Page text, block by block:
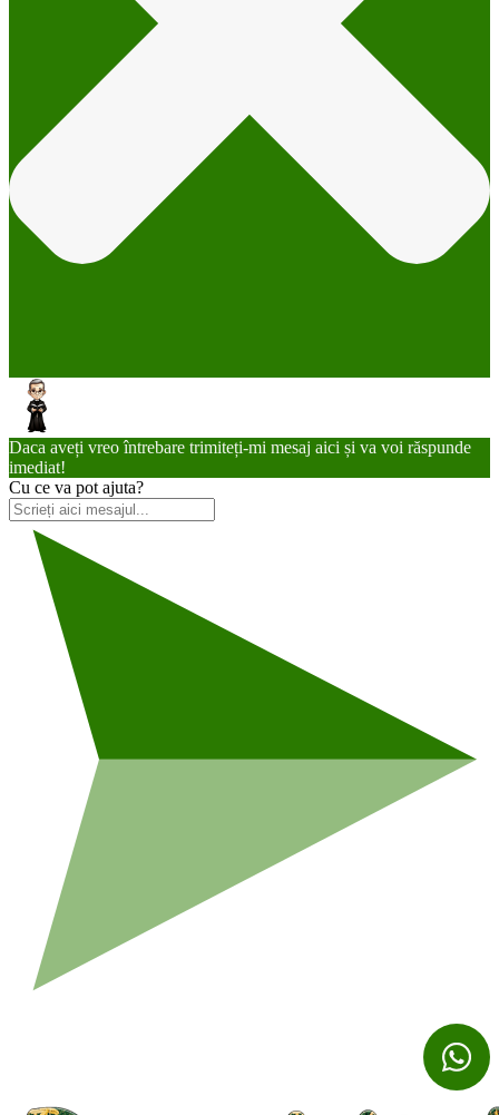
Daca aveți vreo întrebare trimiteți-mi mesaj aici și va voi răspunde
imediat!
Cu ce va pot ajuta?